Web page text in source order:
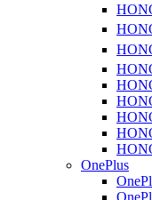
OnePlus